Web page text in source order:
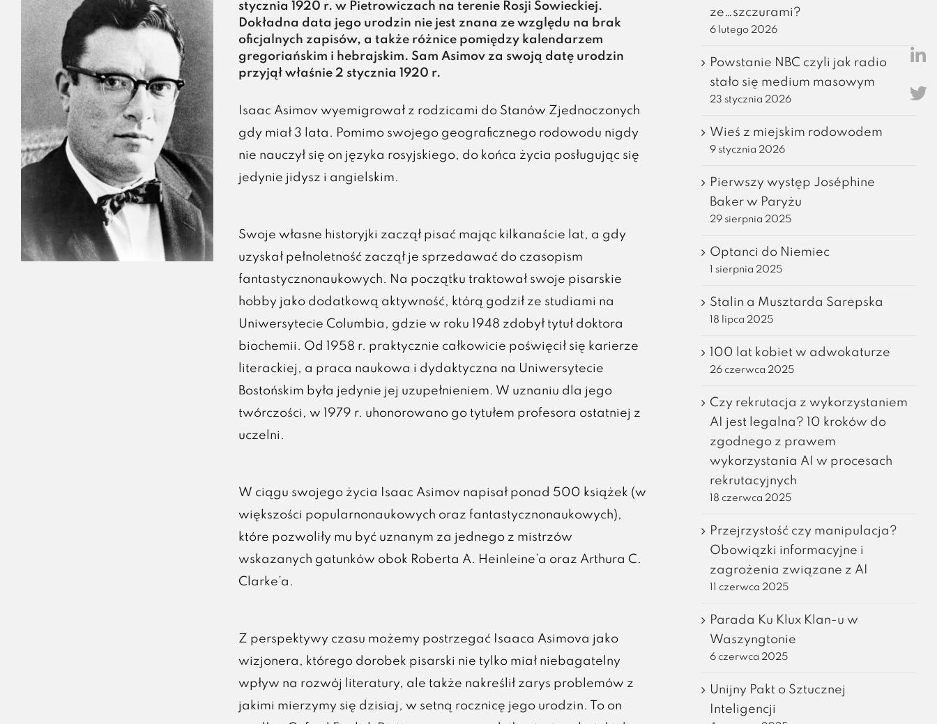
stycznia 1920 r. w Pietrowiczach na terenie Rosji Sowieckiej.
Dokładna data jego urodzin nie jest znana ze względu na brak
oficjalnych zapisów, a także różnice pomiędzy kalendarzem
gregoriańskim i hebrajskim. Sam Asimov za swoją datę urodzin
przyjął właśnie 2 stycznia 1920 r.
Isaac Asimov wyemigrował z rodzicami do Stanów Zjednoczonych
gdy miał 3 lata. Pomimo swojego geograficznego rodowodu nigdy
nie nauczył się on języka rosyjskiego, do końca życia posługując się
jedynie jidysz i angielskim.
Swoje własne historyjki zaczął pisać mając kilkanaście lat, a gdy
uzyskał pełnoletność zaczął je sprzedawać do czasopism
fantastycznonaukowych. Na początku traktował swoje pisarskie
hobby jako dodatkową aktywność, którą godził ze studiami na
Uniwersytecie Columbia, gdzie w roku 1948 zdobył tytuł doktora
biochemii. Od 1958 r. praktycznie całkowicie poświęcił się karierze
literackiej, a praca naukowa i dydaktyczna na Uniwersytecie
Bostońskim była jedynie jej uzupełnieniem. W uznaniu dla jego
twórczości, w 1979 r. uhonorowano go tytułem profesora ostatniej z
uczelni.
W ciągu swojego życia Isaac Asimov napisał ponad 500 książek (w
większości popularnonaukowych oraz fantastycznonaukowych),
które pozwoliły mu być uznanym za jednego z mistrzów
wskazanych gatunków obok Roberta A. Heinleine’a oraz Arthura C.
Clarke’a.
Z perspektywy czasu możemy postrzegać Isaaca Asimova jako
wizjonera, którego dorobek pisarski nie tylko miał niebagatelny
wpływ na rozwój literatury, ale także nakreślił zarys problemów z
jakimi mierzymy się dzisiaj, w setną rocznicę jego urodzin. To on
ze…szczurami?
6 lutego 2026
Powstanie NBC czyli jak radio
stało się medium masowym
23 stycznia 2026
Wieś z miejskim rodowodem
9 stycznia 2026
Pierwszy występ Joséphine
Baker w Paryżu
29 sierpnia 2025
Optanci do Niemiec
1 sierpnia 2025
Stalin a Musztarda Sarepska
18 lipca 2025
100 lat kobiet w adwokaturze
26 czerwca 2025
Czy rekrutacja z wykorzystaniem
AI jest legalna? 10 kroków do
zgodnego z prawem
wykorzystania AI w procesach
rekrutacyjnych
18 czerwca 2025
Przejrzystość czy manipulacja?
Obowiązki informacyjne i
zagrożenia związane z AI
11 czerwca 2025
Parada Ku Klux Klan-u w
Waszyngtonie
6 czerwca 2025
Unijny Pakt o Sztucznej
Inteligencji